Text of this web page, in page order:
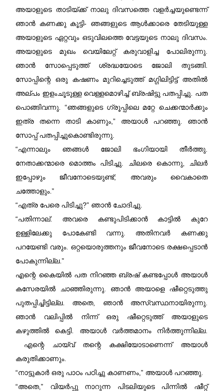
അയാളുടെ താടിയ്ക്ക് നാലു ദിവസത്തെ വളർച്ചയുണ്ടെന്ന്
ഞാൻ കണക്കു കൂട്ടി- ഞങ്ങളുടെ ആൾക്കാരെ തേടിയുള്ള
അയാളുടെ ഏറ്റവും ഒടുവിലത്തെ വേട്ടയുടെ നാലു ദിവസം.
അയാളുടെ മുഖം വെയിലേറ്റ് കരുവാളിച്ച പോലിരുന്നു.
ഞാൻ സോപ്പെടുത്ത് ശ്രദ്ധയോടെ ജോലി തുടങ്ങി.
സോപ്പിന്റെ ഒരു കഷണം മുറിച്ചെടുത്ത് മഗ്ഗിലിട്ടിട്ട് അതിൽ
അല്പം ഇളംചൂടുള്ള വെള്ളമൊഴിച്ച് ബ്രഷിട്ടു പതപ്പിച്ചു. പത
പൊങ്ങിവന്നു. “ഞങ്ങളുടെ ഗ്രൂപ്പിലെ മറ്റേ ചെക്കന്മാർക്കും
ഇത്ര തന്നെ താടി കാണും,” അയാൾ പറഞ്ഞു. ഞാൻ
സോപ്പ് പതപ്പിച്ചുകൊണ്ടിരുന്നു.
“എന്നാലും ഞങ്ങൾ ജോലി ഭംഗിയായി തീർത്തു.
നേതാക്കന്മാരെ മൊത്തം പിടിച്ചു. ചിലരെ കൊന്നു, ചിലർ
ഇപ്പോഴും ജീവനോടെയുണ്ട്; അവരും വൈകാതെ
ചത്തോളും.”
“എത്ര പേരെ പിടിച്ചു?” ഞാൻ ചോദിച്ചു.
“പതിന്നാല്‌. അവരെ കണ്ടുപിടിക്കാൻ കാട്ടിൽ കുറേ
ഉള്ളിലേക്കു പോകേണ്ടി വന്നു. അതിനവർ കണക്കു
പറയേണ്ടി വരും. ഒറ്റയൊരുത്തനും ജീവനോടെ രക്ഷപ്പെടാൻ
പോകുന്നില്ല.”
എന്റെ കൈയിൽ പത നിറഞ്ഞ ബ്രഷ് കണ്ടപ്പോൾ അയാൾ
കസേരയിൽ ചാഞ്ഞിരുന്നു. ഞാൻ അയാളെ ഷീറ്റെടുത്തു
പുതപ്പിച്ചിട്ടില്ല. അതെ, ഞാൻ അസ്വസ്ഥനായിരുന്നു.
ഞാൻ വലിപ്പിൽ നിന്ന് ഒരു ഷീറ്റെടുത്ത് അയാളുടെ
കഴുത്തിൽ കെട്ടി. അയാൾ വർത്തമാനം നിർത്തുന്നില്ല.
എന്റെ ചായ്‌വ് തന്റെ കക്ഷിയോടാണെന്ന് അയാൾ
കരുതിക്കാണും.
“നാട്ടുകാർ ഒരു പാഠം പഠിച്ചു കാണണം,” അയാൾ പറഞ്ഞു.
“അതെ,” വിയർപ്പു നാറുന്ന പിടലിയുടെ പിന്നിൽ ഷീറ്റ്